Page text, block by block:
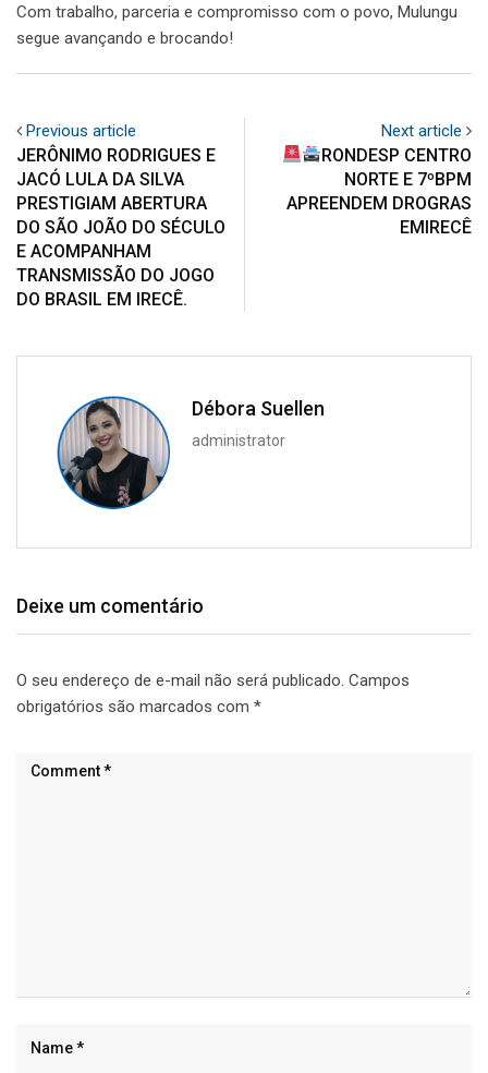
Com trabalho, parceria e compromisso com o povo, Mulungu
segue avançando e brocando!
Previous article
JERÔNIMO RODRIGUES E
JACÓ LULA DA SILVA
PRESTIGIAM ABERTURA
DO SÃO JOÃO DO SÉCULO
E ACOMPANHAM
TRANSMISSÃO DO JOGO
DO BRASIL EM IRECÊ.
Next article
RONDESP CENTRO
NORTE E 7ºBPM
APREENDEM DROGRAS
EMIRECÊ
Débora Suellen
administrator
Deixe um comentário
O seu endereço de e-mail não será publicado. Campos
obrigatórios são marcados com *